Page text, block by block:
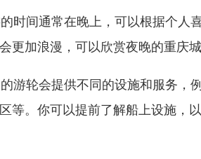
时间通常在晚上，可以根据个人
更加浪漫，可以欣赏夜晚的重庆
游轮会提供不同的设施和服务，
等。你可以提前了解船上设施，